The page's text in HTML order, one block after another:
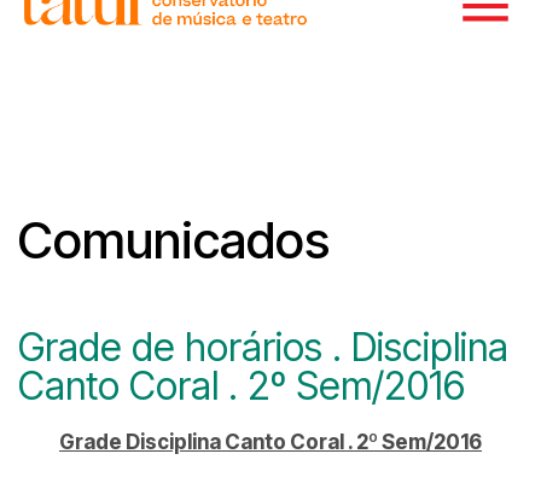
Comunicados
Grade de horários . Disciplina
Canto Coral . 2º Sem/2016
Grade Disciplina Canto Coral . 2º Sem/2016